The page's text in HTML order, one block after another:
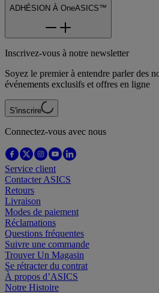
ADHÉSION À OneASICS™
Inscrivez-vous à notre newsletter
Soyez le premier à entendre parler des
événements exclusifs et offres en ligne
S'inscrire
Connectez-vous avec nous
Service client
Contacter ASICS
Retours
Livraison
Modes de paiement
Réclamations
Questions fréquentes
Suivre une commande
Trouver Un Magasin
Se rétracter du contrat
À propos d’ASICS
Notre Histoire